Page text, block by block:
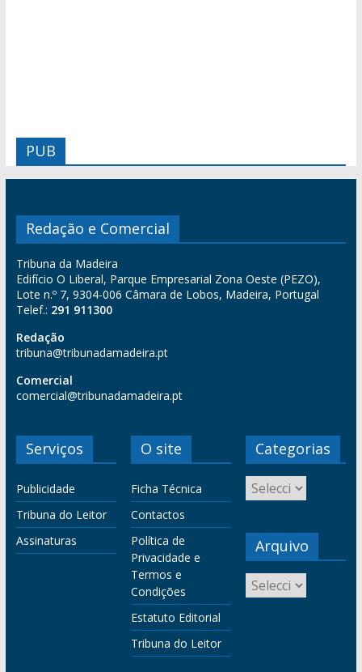
PUB
Redação e Comercial
Tribuna da Madeira
Edifício O Liberal, Parque Empresarial Zona Oeste (PEZO),
Lote n.º 7, 9304-006 Câmara de Lobos, Madeira, Portugal
Telef.: 291 911300
Redação
tribuna@tribunadamadeira.pt
Comercial
comercial@tribunadamadeira.pt
Serviços
Publicidade
Tribuna do Leitor
Assinaturas
O site
Ficha Técnica
Contactos
Política de
Privacidade e
Termos e
Condições
Estatuto Editorial
Tribuna do Leitor
Categorias
Arquivo